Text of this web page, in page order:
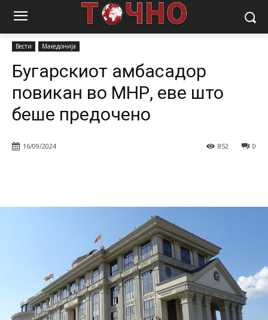
Почетна
Бугарскиот амбасадор повикан во МНР, еве што
Вести Македонија
Бугарскиот амбасадор
повикан во МНР, еве што
беше предочено
16/09/2024 0
852